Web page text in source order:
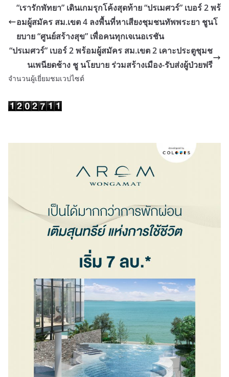
“เรารักพัทยา” เดินเกมรุกโค้งสุดท้าย “ปรเมศวร์” เบอร์ 2 พร้
อมผู้สมัคร สม.เขต 4 ลงพื้นที่หาเสียงชุมชนทัพพระยา ชูนโ
ยบาย “ศูนย์สร้างสุข” เพื่อคนทุกเจเนอเรชัน
“ปรเมศวร์” เบอร์ 2 พร้อมผู้สมัคร สม.เขต 2 เคาะประตูชุมช
นเพนียดช้าง ชู นโยบาย ร่วมสร้างเมือง-รับส่งผู้ป่วยฟรี
จำนวนผู้เยี่ยมชมเวปไซต์